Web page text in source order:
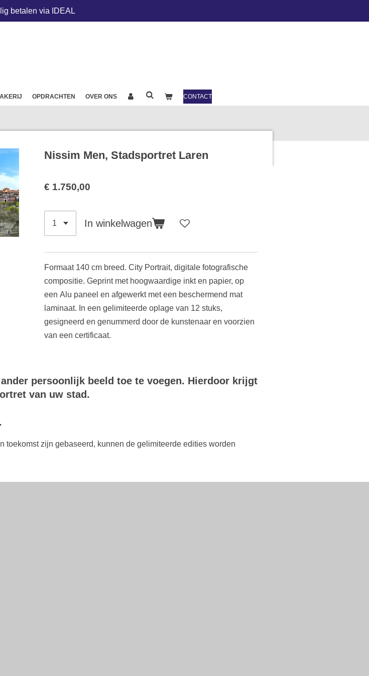
betalen via IDEAL
OPDRACHTEN OVER ONS CONTACT
Nissim Men, Stadsportret Laren
€ 1.750,00
In winkelwagen
Formaat 140 cm breed. City Portrait, digitale fotografische
compositie. Geprint met hoogwaardige inkt en papier, op
een Alu paneel en afgewerkt met een beschermend mat
laminaat. In een gelimiteerde oplage van 12 stuks,
gesigneerd en genummerd door de kunstenaar en voorzien
van een certificaat.
persoonlijk beeld toe te voegen. Hierdoor krijgt
van uw stad.
toekomst zijn gebaseerd, kunnen de gelimiteerde edities worden